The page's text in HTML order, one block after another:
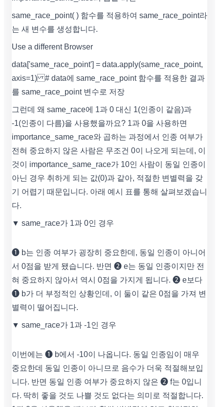
same_race_point( ) 함수를 적용하여 same_race_point라
는 새 변수를 생성합니다.
Use a different Browser
data['same_race_point'] = data.apply(same_race_point,
axis=1) # data에 same_race_point 함수를 적용한 결과
를 same_race_point 변수로 저장
그런데 왜 same_race에 1과 0 대신 1(인종이 같음)과
-1(인종이 다름)을 사용했을까요? 1과 0을 사용하면
importance_same_race와 곱하는 과정에서 인종 여부가
전혀 중요하지 않은 사람은 무조건 0이 나오게 되는데, 이
것이 importance_same_race가 10인 사람이 동일 인종이
아닌 경우 취하게 되는 값(0)과 같아, 적절한 변별력을 갖
기 어렵기 때문입니다. 아래 예시 표를 통해 살펴보겠습니
다.
▼ same_race가 1과 0인 경우
❶ b는 인종 여부가 굉장히 중요한데, 동일 인종이 아니어
서 0점을 받게 됐습니다. 반면 ❷ e는 동일 인종이지만 전
혀 중요하지 않아서 역시 0점을 가지게 됩니다. ❷ e보다
❶ b가 더 부정적인 상황인데, 이 둘이 같은 0점을 가져 변
별력이 떨어집니다.
▼ same_race가 1과 -1인 경우
이번에는 ❶ b에서 -10이 나옵니다. 동일 인종임이 매우
중요한데 동일 인종이 아니므로 음수가 더욱 적절해보입
니다. 반면 동일 인종 여부가 중요하지 않은 ❷ f는 0입니
다. 딱히 좋을 것도 나쁠 것도 없다는 의미로 적절합니다.